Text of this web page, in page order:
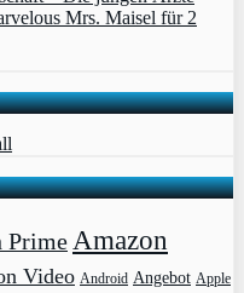
Mrs. Maisel für 2
Prime Amazon
Video Android Angebot Apple